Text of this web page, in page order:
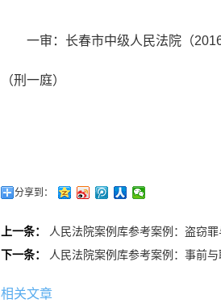
一审：长春市中级人民法院（2016
（刑一庭）
分享到：
上一条： 人民法院案例库参考案例：盗窃
下一条： 人民法院案例库参考案例：事前
相关文章